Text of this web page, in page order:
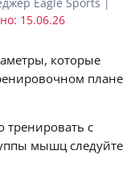
15.06.26
которые
плане
с
мышц следуйте